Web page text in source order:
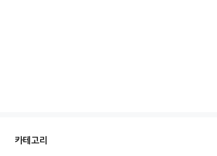
카테고리